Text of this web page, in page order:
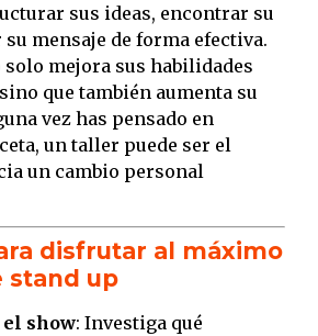
sus ideas, encontrar su
mensaje de forma efectiva.
solo mejora sus habilidades
que también aumenta su
vez has pensado en
un taller puede ser el
un cambio personal
disfrutar al máximo
stand up
show: Investiga qué